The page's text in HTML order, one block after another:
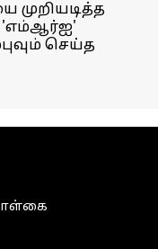
முறியடித்த
'எம்ஆர்ஐ'
செய்த